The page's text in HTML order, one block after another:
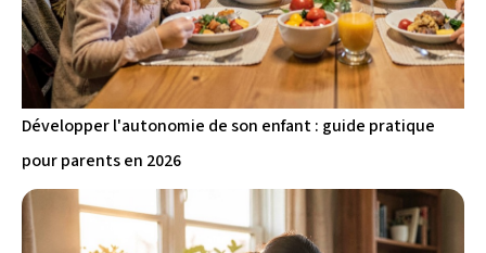
Développer l'autonomie de son enfant : guide pratique
pour parents en 2026